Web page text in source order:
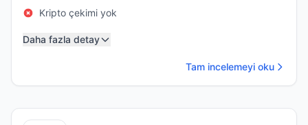
Kripto çekimi yok
Daha fazla detay
Tam incelemeyi oku